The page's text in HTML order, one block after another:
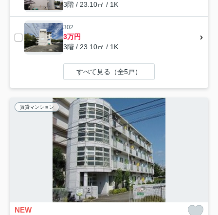
3階 / 23.10㎡ / 1K
302
3万円
3階 / 23.10㎡ / 1K
すべて見る（全5戸）
賃貸マンション
NEW